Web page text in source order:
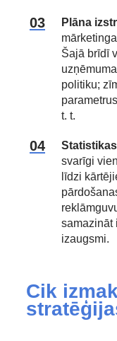
Plāna
Šajā brīdī
politiku;
t. t.
svarīgi
līdzi
samazināt
izaugsmi.
Cik